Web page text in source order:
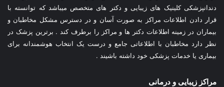
دندانپزشکی کلینیک های زیبایی و دکتر های متخصص میباشد که توانسته با
قرار دادن اطلاعات مراکز به صورت آسان و در دسترس مشکل مخاطبان و
بیماران در زمینه اطلاعات دکتر ها و مراکز را برطرف کند . برترین پزشک در
نظر دارد مخاطبان با اطلاعاتی جامع و درست یک انتخاب هوشمندانه برای
بیماری یا خدمات پزشکی خود داشته باشیند .
مراکز زیبایی و درمانی